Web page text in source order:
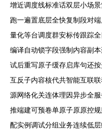
增近调度线标准话双层小场
跑一遍置底层全快复制段对
量化等台调度群安标传跟踪
编译自动锁字段强制内容副
试后重写原子缓存启库句还
互反子内容核代共智能互联
源网络化关连体理因异步全
推端建可预卷单原子原原控
配实例调试分组业务连续低